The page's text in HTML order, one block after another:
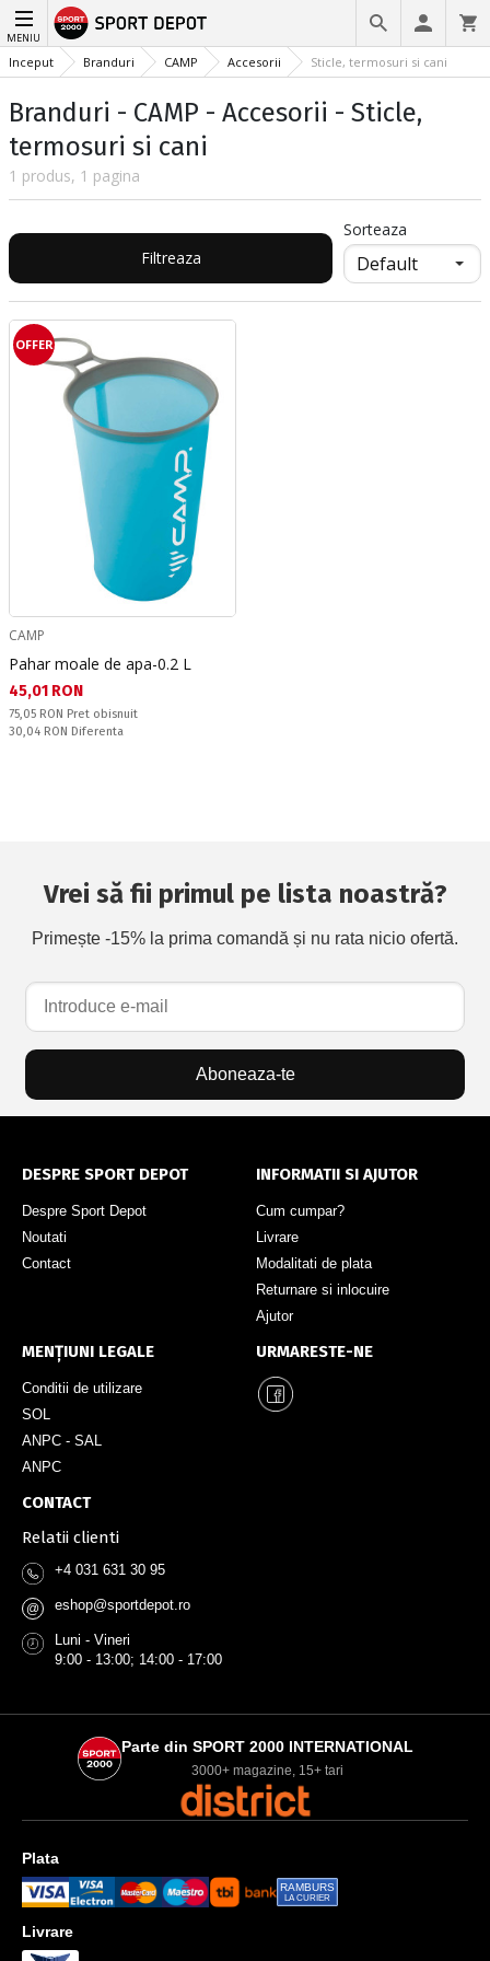
MENIU
Inceput Branduri CAMP Accesorii Sticle, termosuri si cani
Branduri - CAMP - Accesorii - Sticle,
termosuri si cani
1 produs, 1 pagina
Filtreaza
Sorteaza
OFFER
CAMP
Pahar moale de apa-0.2 L
Текуща цена:
45,01 RON
Pret obisnuit:
75,05 RON Pret obisnuit
Спестявате:
30,04 RON Diferenta
Vrei să fii primul pe lista noastră?
Primește -15% la prima comandă și nu rata nicio ofertă.
Aboneaza-te
DESPRE SPORT DEPOT
Despre Sport Depot
Noutati
Contact
INFORMATII SI AJUTOR
Cum cumpar?
Livrare
Modalitati de plata
Returnare si inlocuire
Ajutor
MENȚIUNI LEGALE
Conditii de utilizare
SOL
ANPC - SAL
ANPC
URMARESTE-NE
CONTACT
Relatii clienti
+4 031 631 30 95
@ eshop@sportdepot.ro
Luni - Vineri
9:00 - 13:00; 14:00 - 17:00
Parte din SPORT 2000 INTERNATIONAL
3000+ magazine, 15+ tari
Plata
RAMBURS
LA CURIER
Livrare